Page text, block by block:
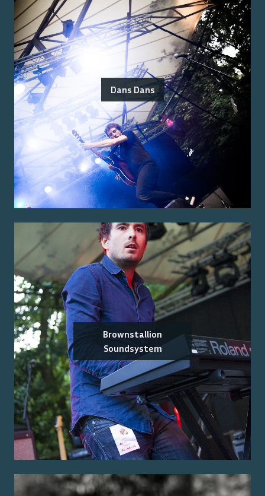
Dans Dans
Brownstallion
Soundsystem